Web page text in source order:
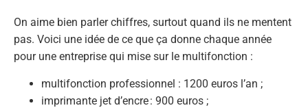
On aime bien parler chiffres, surtout quand ils ne mentent
pas. Voici une idée de ce que ça donne chaque année
pour une entreprise qui mise sur le multifonction :
multifonction professionnel : 1200 euros l’an ;
imprimante jet d’encre : 900 euros ;